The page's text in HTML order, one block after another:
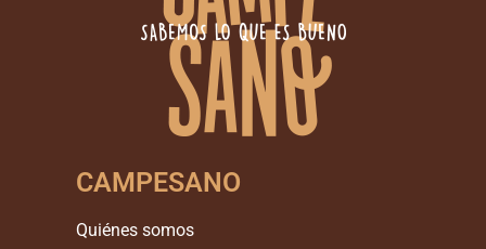
CAMPESANO
Quiénes somos